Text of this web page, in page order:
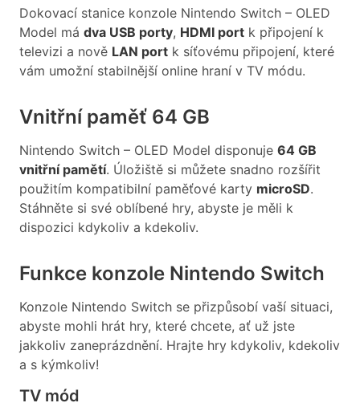
Dokovací stanice konzole Nintendo Switch – OLED
Model má dva USB porty, HDMI port k připojení k
televizi a nově LAN port k síťovému připojení, které
vám umožní stabilnější online hraní v TV módu.
Vnitřní paměť 64 GB
Nintendo Switch – OLED Model disponuje 64 GB
vnitřní pamětí. Úložiště si můžete snadno rozšířit
použitím kompatibilní paměťové karty microSD.
Stáhněte si své oblíbené hry, abyste je měli k
dispozici kdykoliv a kdekoliv.
Funkce konzole Nintendo Switch
Konzole Nintendo Switch se přizpůsobí vaší situaci,
abyste mohli hrát hry, které chcete, ať už jste
jakkoliv zaneprázdnění. Hrajte hry kdykoliv, kdekoliv
a s kýmkoliv!
TV mód